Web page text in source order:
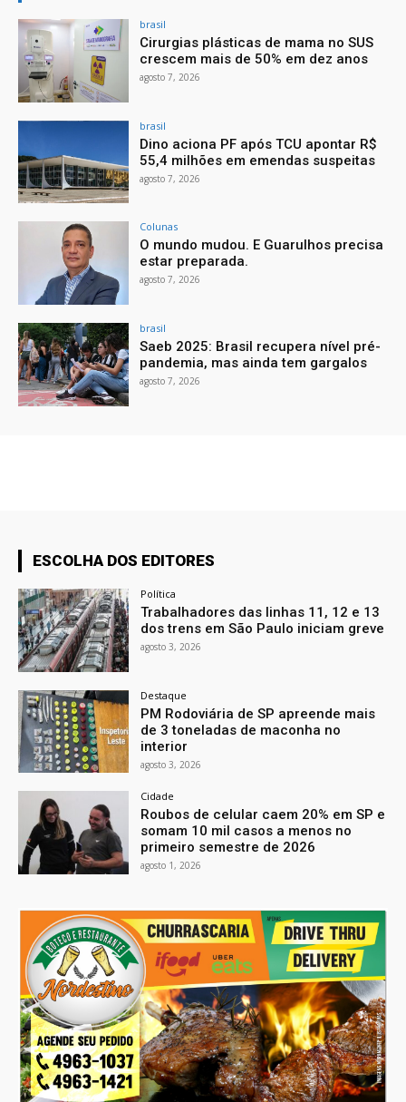
brasil
Cirurgias plásticas de mama no SUS
crescem mais de 50% em dez anos
agosto 7, 2026
brasil
Dino aciona PF após TCU apontar R$
55,4 milhões em emendas suspeitas
agosto 7, 2026
Colunas
O mundo mudou. E Guarulhos precisa
estar preparada.
agosto 7, 2026
brasil
Saeb 2025: Brasil recupera nível pré-
pandemia, mas ainda tem gargalos
agosto 7, 2026
ESCOLHA DOS EDITORES
Política
Trabalhadores das linhas 11, 12 e 13
dos trens em São Paulo iniciam greve
agosto 3, 2026
Destaque
PM Rodoviária de SP apreende mais
de 3 toneladas de maconha no
interior
agosto 3, 2026
Cidade
Roubos de celular caem 20% em SP e
somam 10 mil casos a menos no
primeiro semestre de 2026
agosto 1, 2026